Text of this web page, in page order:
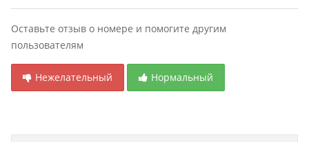
Оставьте отзыв о номере и помогите другим
пользователям
Нежелательный Нормальный